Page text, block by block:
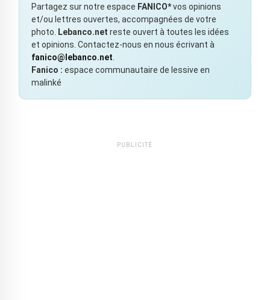
Partagez sur notre espace FANICO*vos opinions
et/ou lettres ouvertes, accompagnées de votre
photo. Lebanco.net reste ouvert à toutes les idées
et opinions. Contactez-nous en nous écrivant à
fanico@lebanco.net.
Fanico : espace communautaire de lessive en
malinké
PUBLICITÉ